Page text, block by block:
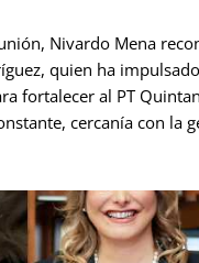
Nivardo Mena
quien ha
fortalecer al PT
cercanía con la